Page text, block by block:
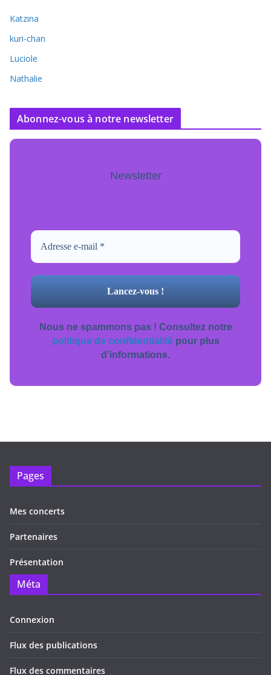
Katzina
kuri-chan
Luciole
Nathalie
Abonnez-vous à notre newsletter
Newsletter
Nous ne spammons pas ! Consultez notre
politique de confidentialitépour plus
d’informations.
Pages
Mes concerts
Partenaires
Présentation
Méta
Connexion
Flux des publications
Flux des commentaires